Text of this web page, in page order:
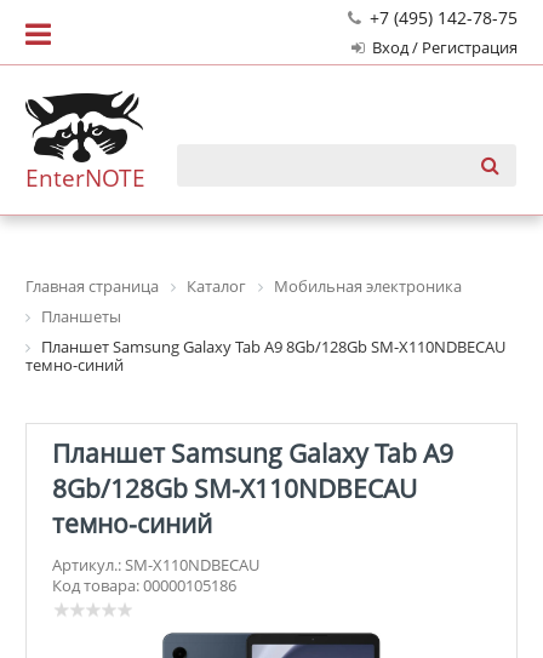
+7 (495) 142-78-75
Вход / Регистрация
EnterNOTE
Главная страница Каталог
Мобильная электроника
Планшеты
Планшет Samsung Galaxy Tab A9 8Gb/128Gb SM-X110NDBECAU
темно-синий
Планшет Samsung Galaxy Tab A9
8Gb/128Gb SM-X110NDBECAU
темно-синий
Артикул.: SM-X110NDBECAU
Код товара: 00000105186